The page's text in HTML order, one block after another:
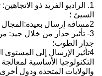
1. الراديو الفريد ذو
السيئ ؛
2مسافة إرسال بعيدة:المجال المفتوح >= 280 م
3- تأثير جدار من خلال جيد:
جدار الطوب؛
4تأثير الإرسال إلى المستوى
التكنولوجيا الأساسية
والولايات المتحدة ودول